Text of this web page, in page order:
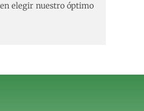
elegir nuestro óptimo